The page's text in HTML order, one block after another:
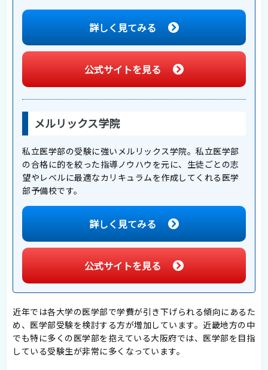
詳しく見てみる
公式サイトを見る
メルリックス学院
私立医学部の受験に強いメルリックス学院。私立医学部
の合格に的を絞った指導ノウハウを元に、生徒ごとの志
望やレベルに最適なカリキュラムを作成してくれる医学
部予備校です。
詳しく見てみる
公式サイトを見る
近年では各大学の医学部で学費が引き下げられる傾向にあるた
め、医学部受験を検討する方が増加しています。近畿地方の中
でも特に多くの医学部を抱えている大阪府では、医学部を目指
している受験生が非常に多くなっています。